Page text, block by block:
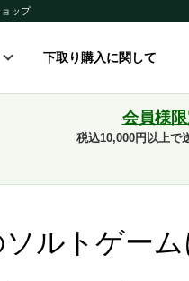
ップ
下取り購入に関して
会員様
税込10,000円以上で
ルトゲー